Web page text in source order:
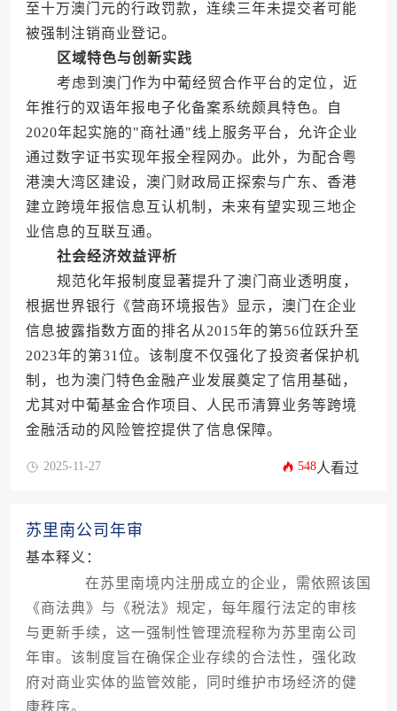
至十万澳门元的行政罚款，连续三年未提交者可能
被强制注销商业登记。
区域特色与创新实践
考虑到澳门作为中葡经贸合作平台的定位，近
年推行的双语年报电子化备案系统颇具特色。自
2020年起实施的"商社通"线上服务平台，允许企业
通过数字证书实现年报全程网办。此外，为配合粤
港澳大湾区建设，澳门财政局正探索与广东、香港
建立跨境年报信息互认机制，未来有望实现三地企
业信息的互联互通。
社会经济效益评析
规范化年报制度显著提升了澳门商业透明度，
根据世界银行《营商环境报告》显示，澳门在企业
信息披露指数方面的排名从2015年的第56位跃升至
2023年的第31位。该制度不仅强化了投资者保护机
制，也为澳门特色金融产业发展奠定了信用基础，
尤其对中葡基金合作项目、人民币清算业务等跨境
金融活动的风险管控提供了信息保障。
2025-11-27 548人看过
苏里南公司年审
基本释义：
在苏里南境内注册成立的企业，需依照该国
《商法典》与《税法》规定，每年履行法定的审核
与更新手续，这一强制性管理流程称为苏里南公司
年审。该制度旨在确保企业存续的合法性，强化政
府对商业实体的监管效能，同时维护市场经济的健
康秩序。